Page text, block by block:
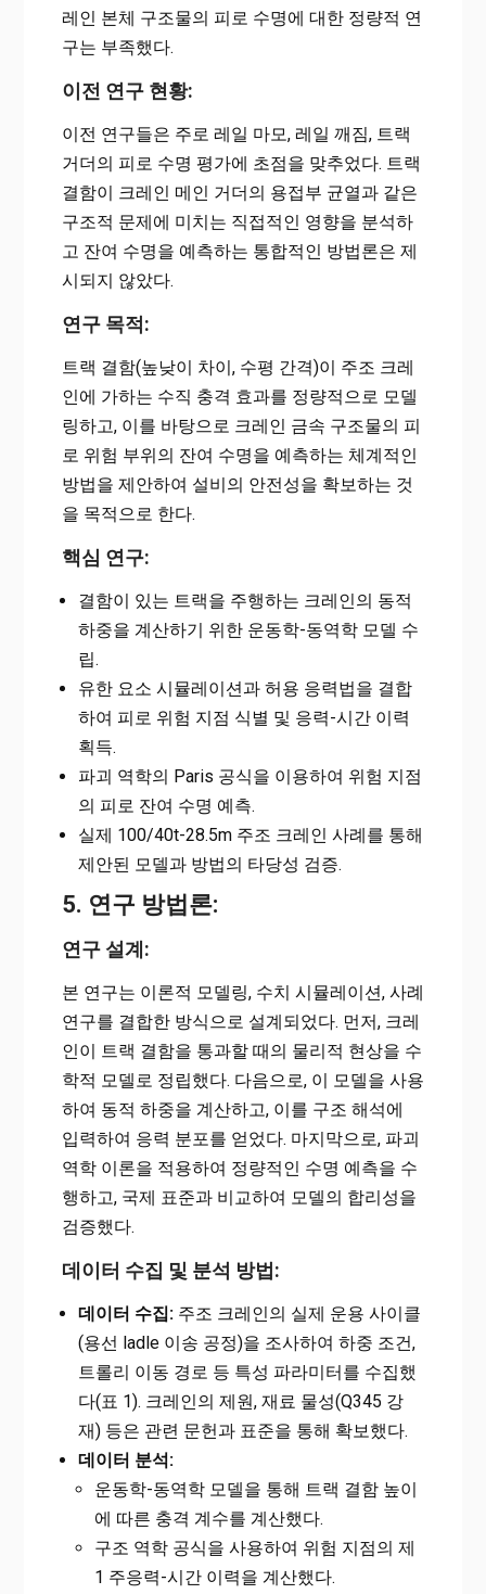
레인 본체 구조물의 피로 수명에 대한 정량적 연
구는 부족했다.
이전 연구 현황:
이전 연구들은 주로 레일 마모, 레일 깨짐, 트랙
거더의 피로 수명 평가에 초점을 맞추었다. 트랙
결함이 크레인 메인 거더의 용접부 균열과 같은
구조적 문제에 미치는 직접적인 영향을 분석하
고 잔여 수명을 예측하는 통합적인 방법론은 제
시되지 않았다.
연구 목적:
트랙 결함(높낮이 차이, 수평 간격)이 주조 크레
인에 가하는 수직 충격 효과를 정량적으로 모델
링하고, 이를 바탕으로 크레인 금속 구조물의 피
로 위험 부위의 잔여 수명을 예측하는 체계적인
방법을 제안하여 설비의 안전성을 확보하는 것
을 목적으로 한다.
핵심 연구:
결함이 있는 트랙을 주행하는 크레인의 동적
하중을 계산하기 위한 운동학-동역학 모델 수
립.
유한 요소 시뮬레이션과 허용 응력법을 결합
하여 피로 위험 지점 식별 및 응력-시간 이력
획득.
파괴 역학의 Paris 공식을 이용하여 위험 지점
의 피로 잔여 수명 예측.
실제 100/40t-28.5m 주조 크레인 사례를 통해
제안된 모델과 방법의 타당성 검증.
5. 연구 방법론:
연구 설계:
본 연구는 이론적 모델링, 수치 시뮬레이션, 사례
연구를 결합한 방식으로 설계되었다. 먼저, 크레
인이 트랙 결함을 통과할 때의 물리적 현상을 수
학적 모델로 정립했다. 다음으로, 이 모델을 사용
하여 동적 하중을 계산하고, 이를 구조 해석에
입력하여 응력 분포를 얻었다. 마지막으로, 파괴
역학 이론을 적용하여 정량적인 수명 예측을 수
행하고, 국제 표준과 비교하여 모델의 합리성을
검증했다.
데이터 수집 및 분석 방법:
데이터 수집:주조 크레인의 실제 운용 사이클
(용선 ladle 이송 공정)을 조사하여 하중 조건,
트롤리 이동 경로 등 특성 파라미터를 수집했
다(표 1). 크레인의 제원, 재료 물성(Q345 강
재) 등은 관련 문헌과 표준을 통해 확보했다.
데이터 분석:
운동학-동역학 모델을 통해 트랙 결함 높이
에 따른 충격 계수를 계산했다.
구조 역학 공식을 사용하여 위험 지점의 제
1 주응력-시간 이력을 계산했다.